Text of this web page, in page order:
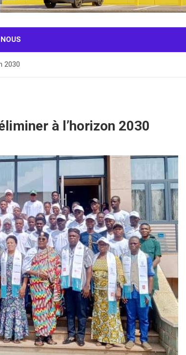
2030
à l’horizon 2030